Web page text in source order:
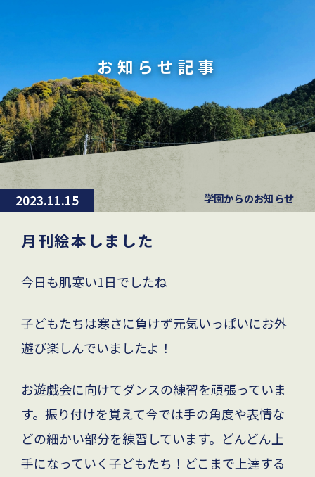
お知らせ記事
2023.11.15 学園からのお知らせ
月刊絵本しました
今日も肌寒い1日でしたね
子どもたちは寒さに負けず元気いっぱいにお外
遊び楽しんでいましたよ！
お遊戯会に向けてダンスの練習を頑張っていま
す。振り付けを覚えて今では手の角度や表情な
どの細かい部分を練習しています。どんどん上
手になっていく子どもたち！どこまで上達する